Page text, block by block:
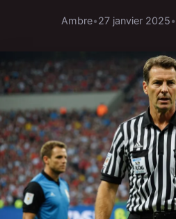
Ambre•27 janvier 2025•